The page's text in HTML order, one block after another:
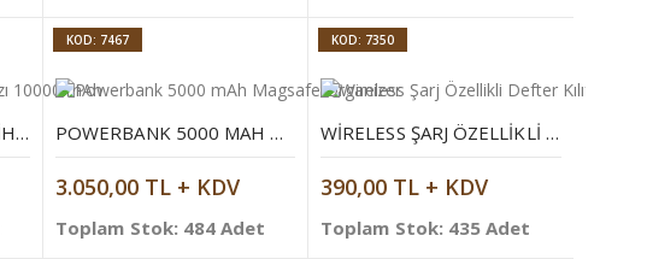
WIRELESS MOBIL ŞARJ CIHAZI 10000 MAH
KOD: 7467
POWERBANK 5000 MAH MAGSAFE ORGANIZER
3.050,00 TL + KDV
Toplam Stok: 484 Adet
KOD: 7350
WIRELESS ŞARJ ÖZELLIKLI DEFTER KILIFI
390,00 TL + KDV
Toplam Stok: 435 Adet